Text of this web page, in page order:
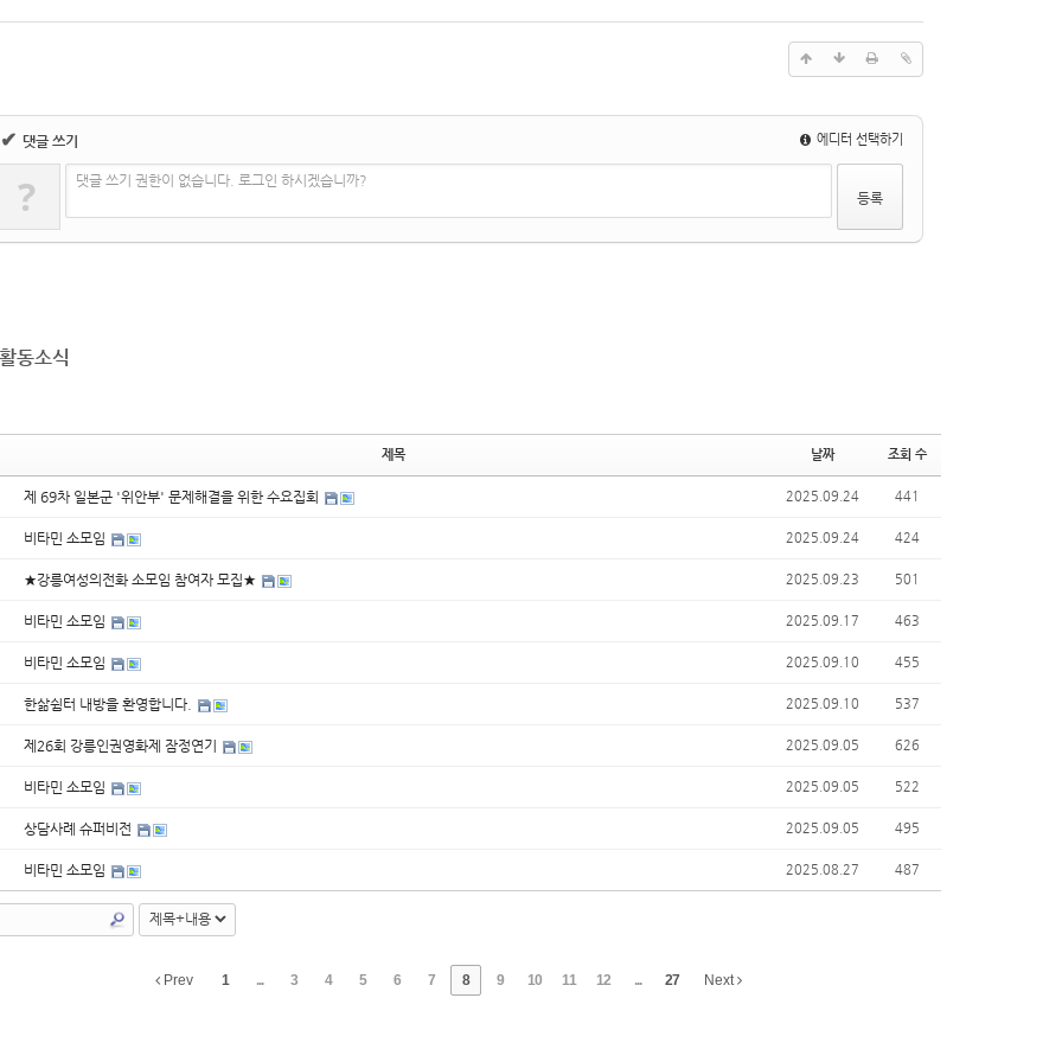
✔ 댓글 쓰기 에디터 선택하기
? 댓글 쓰기 권한이 없습니다. 로그인 하시겠습니까?
활동소식
제목 날짜 조회 수
제 69차 일본군 '위안부' 문제해결을 위한 수요집회 2025.09.24 441
비타민 소모임 2025.09.24 424
★강릉여성의전화 소모임 참여자 모집★ 2025.09.23 501
비타민 소모임 2025.09.17 463
비타민 소모임 2025.09.10 455
한삶쉼터 내방을 환영합니다. 2025.09.10 537
제26회 강릉인권영화제 잠정연기 2025.09.05 626
비타민 소모임 2025.09.05 522
상담사례 슈퍼비전 2025.09.05 495
비타민 소모임 2025.08.27 487
Prev 1 ... 3 4 5 6 7 8 9 10 11 12 ... 27 Next